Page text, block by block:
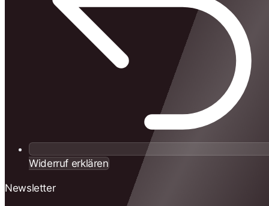
Widerruf erklären
Newsletter